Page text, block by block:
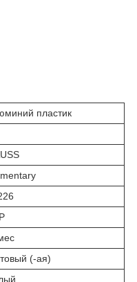
пластик
(-ая)